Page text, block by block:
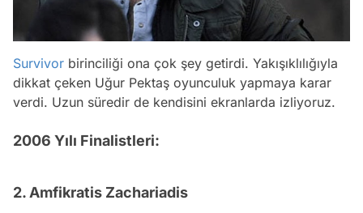
Survivor birinciliği ona çok şey getirdi. Yakışıklılığıyla
dikkat çeken Uğur Pektaş oyunculuk yapmaya karar
verdi. Uzun süredir de kendisini ekranlarda izliyoruz.
2006 Yılı Finalistleri:
2. Amfikratis Zachariadis